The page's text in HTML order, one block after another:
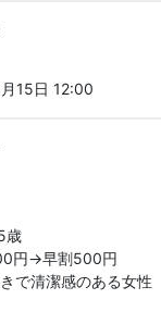
15日 12:00
歳
円→早割500円
で清潔感のある女性